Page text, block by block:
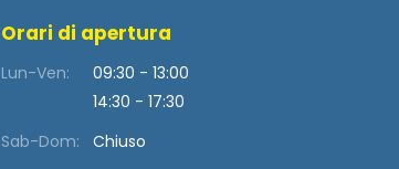
Orari di apertura
Lun-Ven:
09:30 - 13:00
14:30 - 17:30
Sab-Dom:
Chiuso